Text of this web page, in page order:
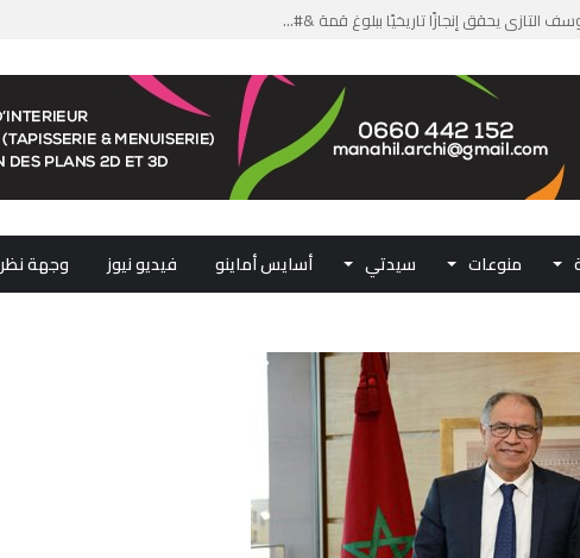
حصة إضافية من الدعم الاستثنائي لمهنيي ال...
من الديوان الملكي...
الولاء بتطوان.. ممثلو جهات المملكة يجددون ...
منوعات سيدتي أسايس أماينو فيديو نيوز وجهة نظر